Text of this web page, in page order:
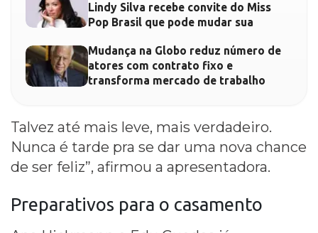
Lindy Silva recebe convite do Miss
Pop Brasil que pode mudar sua
Mudança na Globo reduz número de
atores com contrato fixo e
transforma mercado de trabalho
Talvez até mais leve, mais verdadeiro.
Nunca é tarde pra se dar uma nova chance
de ser feliz”, afirmou a apresentadora.
Preparativos para o casamento